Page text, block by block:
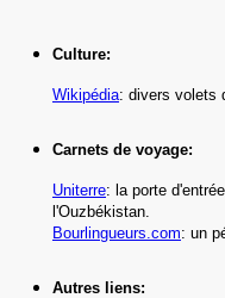
Culture:
Wikipédia: divers volets
Carnets de voyage:
Uniterre: la porte
l'Ouz békistan.
Bourlingueurs.com: un
Autres liens: